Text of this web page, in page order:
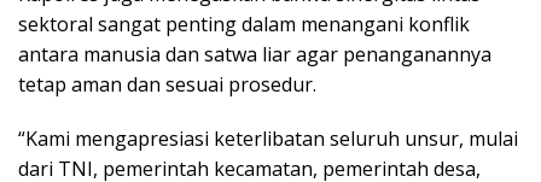
sektoral sangat penting dalam menangani konflik
antara manusia dan satwa liar agar penanganannya
tetap aman dan sesuai prosedur.
“Kami mengapresiasi keterlibatan seluruh unsur, mulai
dari TNI, pemerintah kecamatan, pemerintah desa,